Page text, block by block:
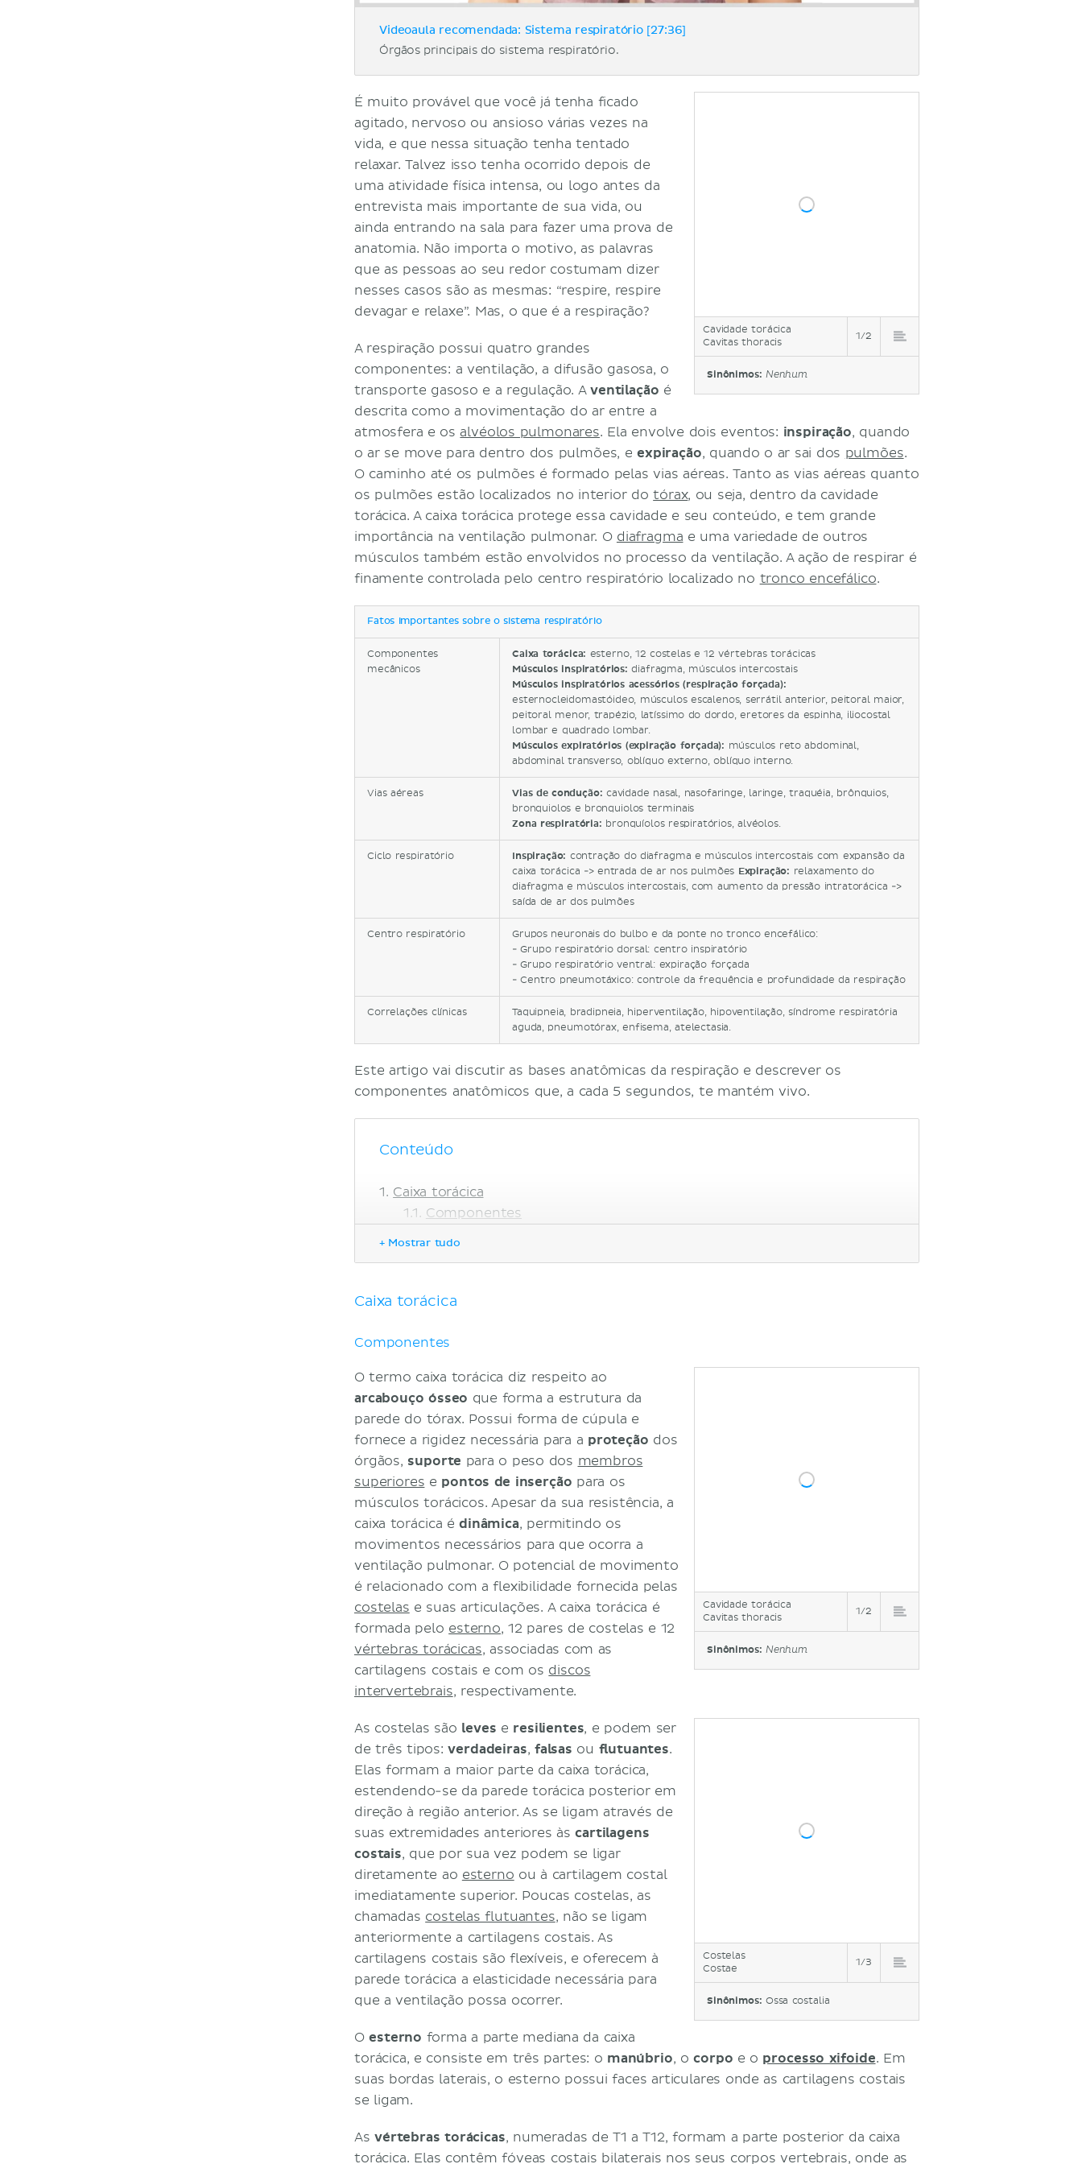
Videoaula recomendada: Sistema respiratório [27:36]
Órgãos principais do sistema respiratório.
Cavidade torácica
Cavitas thoracis
1/2
Sinônimos: Nenhum
É muito provável que você já tenha ficado
agitado, nervoso ou ansioso várias vezes na
vida, e que nessa situação tenha tentado
relaxar. Talvez isso tenha ocorrido depois de
uma atividade física intensa, ou logo antes da
entrevista mais importante de sua vida, ou
ainda entrando na sala para fazer uma prova de
anatomia. Não importa o motivo, as palavras
que as pessoas ao seu redor costumam dizer
nesses casos são as mesmas: “respire, respire
devagar e relaxe”. Mas, o que é a respiração?
A respiração possui quatro grandes
componentes: a ventilação, a difusão gasosa, o
transporte gasoso e a regulação. A ventilação é
descrita como a movimentação do ar entre a
atmosfera e os alvéolos pulmonares. Ela envolve dois eventos: inspiração, quando
o ar se move para dentro dos pulmões, e expiração, quando o ar sai dos pulmões.
O caminho até os pulmões é formado pelas vias aéreas. Tanto as vias aéreas quanto
os pulmões estão localizados no interior dotórax, ou seja, dentro da cavidade
torácica. A caixa torácica protege essa cavidade e seu conteúdo, e tem grande
importância na ventilação pulmonar. O diafragma e uma variedade de outros
músculos também estão envolvidos no processo da ventilação. A ação de respirar é
finamente controlada pelo centro respiratório localizado no tronco encefálico.
Fatos importantes sobre o sistema respiratório
Componentes
mecânicos
Caixa torácica: esterno, 12 costelas e 12 vértebras torácicas
Músculos inspiratórios:diafragma, músculos intercostais
Músculos inspiratórios acessórios (respiração forçada):
esternocleidomastóideo, músculos escalenos, serrátil anterior, peitoral maior,
peitoral menor, trapézio, latíssimo do dordo, eretores da espinha, iliocostal
lombar e quadrado lombar.
Músculos expiratórios (expiração forçada): músculos reto abdominal,
abdominal transverso, oblíquo externo, oblíquo interno.
Vias aéreas Vias de condução: cavidade nasal, nasofaringe, laringe, traquéia, brônquios,
bronquiolos e bronquiolos terminais
Zona respiratória: bronquíolos respiratórios, alvéolos.
Ciclo respiratório Inspiração: contração do diafragma e músculos intercostais com expansão da
caixa torácica -> entrada de ar nos pulmões Expiração: relaxamento do
diafragma e músculos intercostais, com aumento da pressão intratorácica ->
saída de ar dos pulmões
Centro respiratório
Grupos neuronais do bulbo e da ponte no tronco encefálico:
- Grupo respiratório dorsal: centro inspiratório
- Grupo respiratório ventral: expiração forçada
- Centro pneumotáxico: controle da frequência e profundidade da respiração
Correlações clínicas
Taquipneia, bradipneia, hiperventilação, hipoventilação, síndrome respiratória
aguda, pneumotórax, enfisema, atelectasia.
Este artigo vai discutir as bases anatômicas da respiração e descrever os
componentes anatômicos que, a cada 5 segundos, te mantém vivo.
Conteúdo
Caixa torácica
Componentes
Músculos da cintura escapular
Vias aéreas e pulmões
Inspiração
Expiração
Regulação da respiração
Nota clínica
Tórax instável
Referências
+ Mostrar tudo
Caixa torácica
Componentes
Cavidade torácica
Cavitas thoracis
1/2
Sinônimos: Nenhum
O termo caixa torácica diz respeito ao
arcabouço ósseo que forma a estrutura da
parede do tórax. Possui forma de cúpula e
fornece a rigidez necessária para a proteção dos
órgãos, suporte para o peso dos membros
superiores e pontos de inserção para os
músculos torácicos. Apesar da sua resistência, a
caixa torácica édinâmica, permitindo os
movimentos necessários para que ocorra a
ventilação pulmonar. O potencial de movimento
é relacionado com a flexibilidade fornecida pelas
costelas e suas articulações. A caixa torácica é
formada pelo esterno, 12 pares de costelas e 12
vértebras torácicas, associadas com as
cartilagens costais e com os discos
intervertebrais, respectivamente.
Costelas
Costae
1/3
Sinônimos: Ossa costalia
As costelas são leves e resilientes, e podem ser
de três tipos:verdadeiras, falsas ou flutuantes.
Elas formam a maior parte da caixa torácica,
estendendo-se da parede torácica posterior em
direção à região anterior. As se ligam através de
suas extremidades anteriores àscartilagens
costais, que por sua vez podem se ligar
diretamente ao esterno ou à cartilagem costal
imediatamente superior. Poucas costelas, as
chamadas costelas flutuantes, não se ligam
anteriormente a cartilagens costais. As
cartilagens costais são flexíveis, e oferecem à
parede torácica a elasticidade necessária para
que a ventilação possa ocorrer.
Oesterno forma a parte mediana da caixa
torácica, e consiste em três partes: o manúbrio, ocorpo e o processo xifoide. Em
suas bordas laterais, o esterno possui faces articulares onde as cartilagens costais
se ligam.
Asvértebras torácicas, numeradas de T1 a T12, formam a parte posterior da caixa
torácica. Elas contêm fóveas costais bilaterais nos seus corpos vertebrais, onde as